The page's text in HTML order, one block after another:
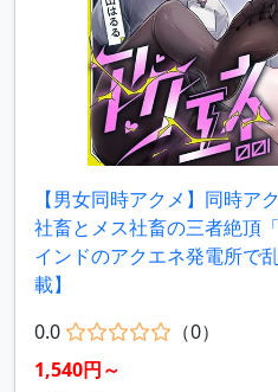
【男女同時アクメ】同時
社畜とメス社畜の三者絶頂
インドのアクエネ発電所で
載】
0.0
（0）
1,540円～